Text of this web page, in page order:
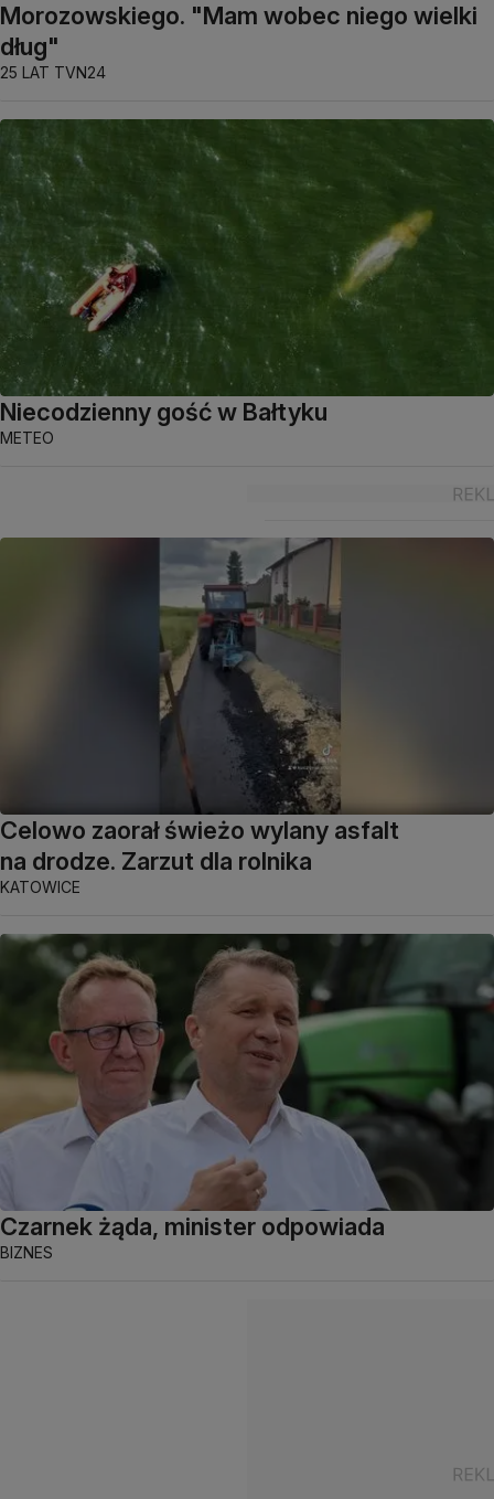
Morozowskiego. "Mam wobec niego wielki
dług"
25 LAT TVN24
Niecodzienny gość w Bałtyku
METEO
Celowo zaorał świeżo wylany asfalt
na drodze. Zarzut dla rolnika
KATOWICE
Czarnek żąda, minister odpowiada
BIZNES